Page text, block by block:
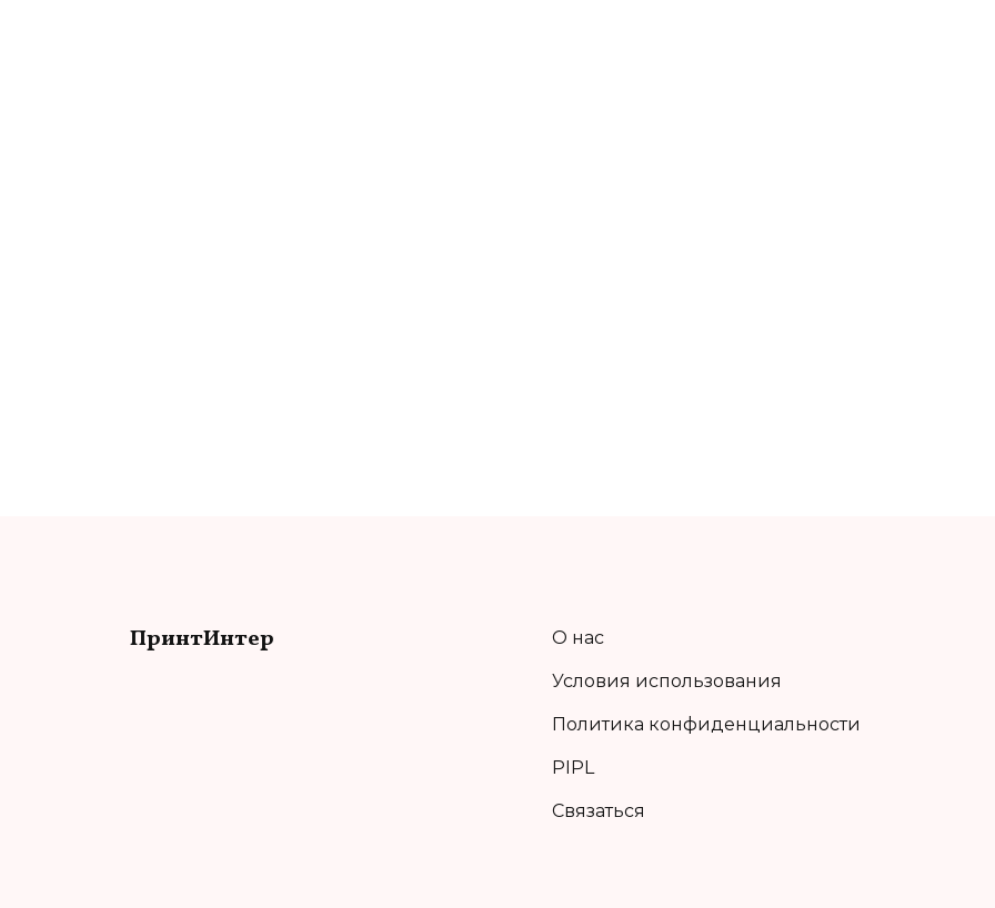
ПринтИнтер О нас
Условия использования
Политика конфиденциальности
PIPL
Связаться